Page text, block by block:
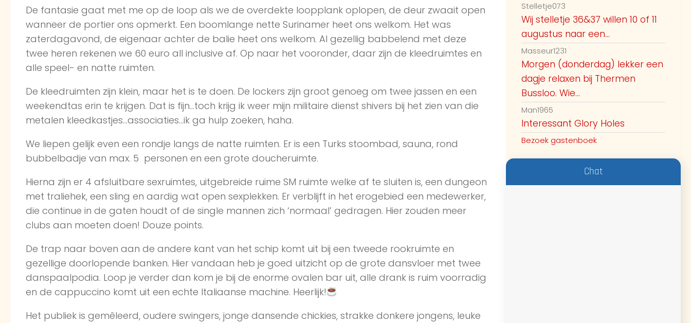
De fantasie gaat met me op de loop als we de overdekte loopplank oplopen, de deur zwaait open
wanneer de portier ons opmerkt. Een boomlange nette Surinamer heet ons welkom. Het was
zaterdagavond, de eigenaar achter de balie heet ons welkom. Al gezellig babbelend met deze
twee heren rekenen we 60 euro all inclusive af. Op naar het vooronder, daar zijn de kleedruimtes en
alle speel- en natte ruimten.
De kleedruimten zijn klein, maar het is te doen. De lockers zijn groot genoeg om twee jassen en een
weekendtas erin te krijgen. Dat is fijn…toch krijg ik weer mijn militaire dienst shivers bij het zien van die
metalen kleedkastjes…associaties…ik ga hulp zoeken, haha.
We liepen gelijk even een rondje langs de natte ruimten. Er is een Turks stoombad, sauna, rond
bubbelbadje van max. 5 personen en een grote doucheruimte.
Hierna zijn er 4 afsluitbare sexruimtes, uitgebreide ruime SM ruimte welke af te sluiten is, een dungeon
met traliehek, een sling en aardig wat open sexplekken. Er verblijft in het erogebied een medewerker,
die continue in de gaten houdt of de single mannen zich ‘normaal’ gedragen. Hier zouden meer
clubs aan moeten doen! Douze points.
De trap naar boven aan de andere kant van het schip komt uit bij een tweede rookruimte en
gezellige doorlopende banken. Hier vandaan heb je goed uitzicht op de grote dansvloer met twee
danspaalpodia. Loop je verder dan kom je bij de enorme ovalen bar uit, alle drank is ruim voorradig
en de cappuccino komt uit een echte Italiaanse machine. Heerlijk!
Het publiek is gemêleerd, oudere swingers, jonge dansende chickies, strakke donkere jongens, leuke
Stelletje073
Wij stelletje 36&37 willen 10 of 11
augustus naar een...
Masseur1231
Morgen (donderdag) lekker een
dagje relaxen bij Thermen
Bussloo. Wie...
Man1965
Interessant Glory Holes
Bezoek gastenboek
Chat